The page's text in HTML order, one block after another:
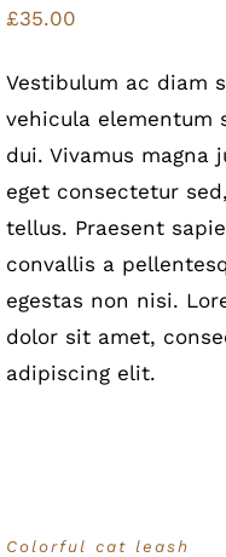
£35.00
Vestibulum ac diam
vehicula elementum
dui. Vivamus magna
eget consectetur
tellus. Praesent
convallis a
egestas non nisi.
dolor sit amet,
adipiscing elit.
Colorful cat leash